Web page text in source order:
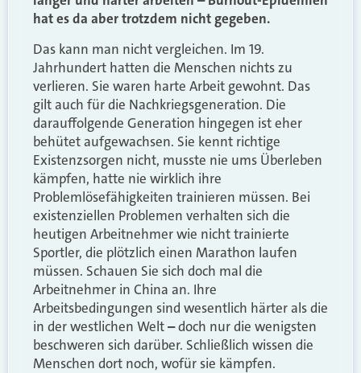
hat es da aber trotzdem nicht gegeben.
Das kann man nicht vergleichen. Im 19.
Jahrhundert hatten die Menschen nichts zu
verlieren. Sie waren harte Arbeit gewohnt. Das
gilt auch für die Nachkriegsgeneration. Die
darauffolgende Generation hingegen ist eher
behütet aufgewachsen. Sie kennt richtige
Existenzsorgen nicht, musste nie ums Überleben
kämpfen, hatte nie wirklich ihre
Problemlösefähigkeiten trainieren müssen. Bei
existenziellen Problemen verhalten sich die
heutigen Arbeitnehmer wie nicht trainierte
Sportler, die plötzlich einen Marathon laufen
müssen. Schauen Sie sich doch mal die
Arbeitnehmer in China an. Ihre
Arbeitsbedingungen sind wesentlich härter als die
in der westlichen Welt–doch nur die wenigsten
beschweren sich darüber. Schließlich wissen die
Menschen dort noch, wofür sie kämpfen.